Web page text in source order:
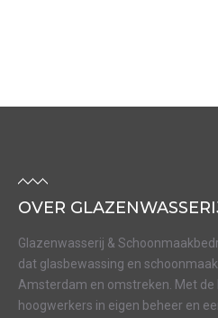
OVER
Glazenwasserij &
dat glasbewassing en
Amsterdam en omstreken. Met de
hoogwerkers in eigen beheer en